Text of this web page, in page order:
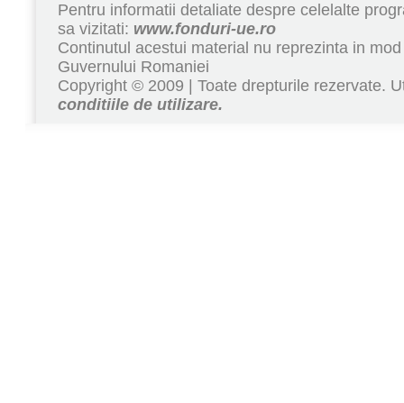
Pentru informatii detaliate despre celelalte
sa vizitati: www.fonduri-ue.ro
Continutul acestui material nu reprezinta in
Guvernului Romaniei
Copyright © 2009 | Toate drepturile rezervate.
conditiile de utilizare.